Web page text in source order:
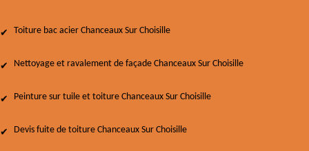
Toiture bac acier Chanceaux Sur Choisille
Nettoyage et ravalement de façade Chanceaux Sur Choisille
Peinture sur tuile et toiture Chanceaux Sur Choisille
Devis fuite de toiture Chanceaux Sur Choisille